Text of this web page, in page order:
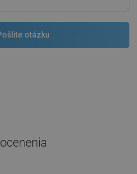
ocenenia